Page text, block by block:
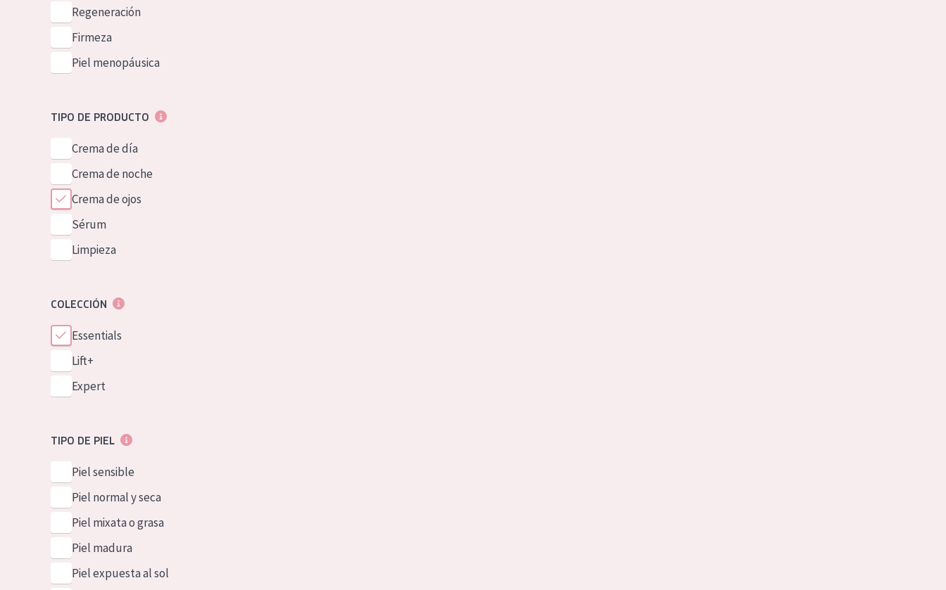
German
Spanish
Greek
Regeneración
Firmeza
Piel menopáusica
TIPO DE PRODUCTO
Crema de día
Crema de noche
Crema de ojos
Sérum
Limpieza
COLECCIÓN
Essentials
Lift+
Expert
TIPO DE PIEL
Piel sensible
Piel normal y seca
Piel mixata o grasa
Piel madura
Piel expuesta al sol